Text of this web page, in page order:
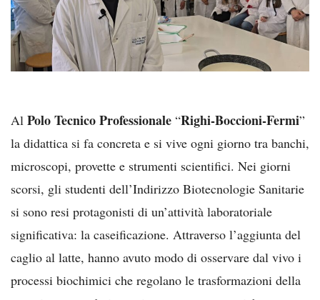
Al Polo Tecnico Professionale “Righi-Boccioni-Fermi”
la didattica si fa concreta e si vive ogni giorno tra banchi,
microscopi, provette e strumenti scientifici. Nei giorni
scorsi, gli studenti dell’Indirizzo Biotecnologie Sanitarie
si sono resi protagonisti di un’attività laboratoriale
significativa: la caseificazione. Attraverso l’aggiunta del
caglio al latte, hanno avuto modo di osservare dal vivo i
processi biochimici che regolano le trasformazioni della